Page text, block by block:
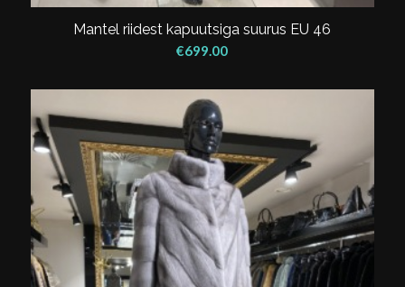
Mantel riidest kapuutsiga suurus EU 46
€699.00